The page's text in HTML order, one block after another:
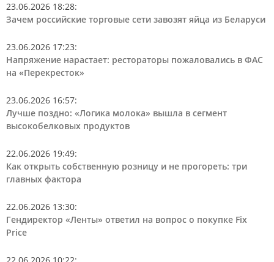
23.06.2026 18:28:
Зачем российские торговые сети завозят яйца из Беларуси
23.06.2026 17:23:
Напряжение нарастает: рестораторы пожаловались в ФАС
на «Перекресток»
23.06.2026 16:57:
Лучше поздно: «Логика молока» вышла в сегмент
высокобелковых продуктов
22.06.2026 19:49:
Как открыть собственную розницу и не прогореть: три
главных фактора
22.06.2026 13:30:
Гендиректор «Ленты» ответил на вопрос о покупке Fix
Price